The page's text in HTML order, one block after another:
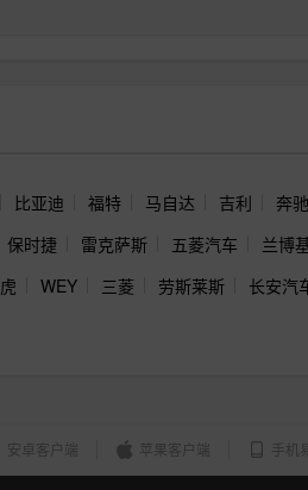
比亚迪 福特 马自达 吉利
奔驰
保时捷 雷克萨斯 五菱汽车
兰博
WEY 三菱 劳斯莱斯
长安汽
安卓客户端 苹果客户端 手机